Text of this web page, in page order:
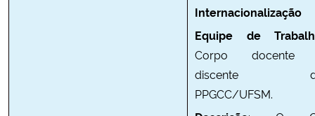
Internacionalização
Equipe de
Corpo docente
discente
PPGCC/UFSM.